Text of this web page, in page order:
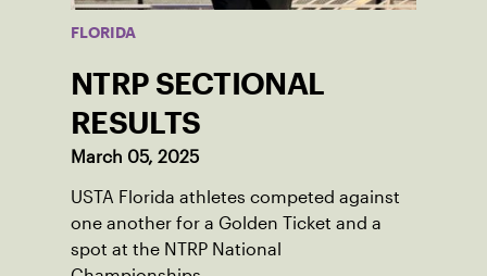
FLORIDA
NTRP SECTIONAL
RESULTS
March 05, 2025
USTA Florida athletes competed against
one another for a Golden Ticket and a
spot at the NTRP National